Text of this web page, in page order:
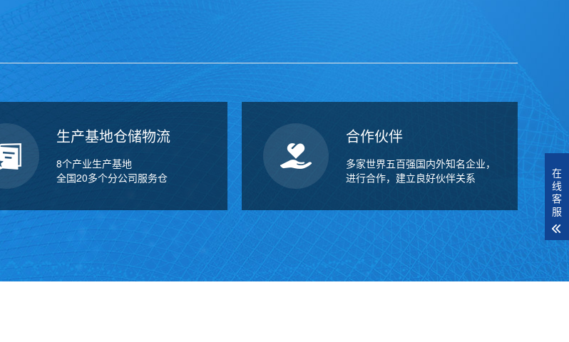
生产基地仓储物流
8个产业生产基地
全国20多个分公司服务仓
合作伙伴
多家世界五百强国内外知名企业，
进行合作，建立良好伙伴关系
在
线
客
服